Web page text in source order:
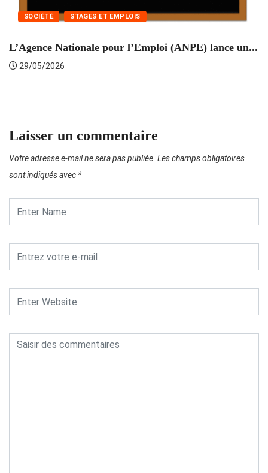
SOCIÉTÉ STAGES ET EMPLOIS
L’Agence Nationale pour l’Emploi (ANPE) lance un...
29/05/2026
Laisser un commentaire
Votre adresse e-mail ne sera pas publiée. Les champs obligatoires
sont indiqués avec *